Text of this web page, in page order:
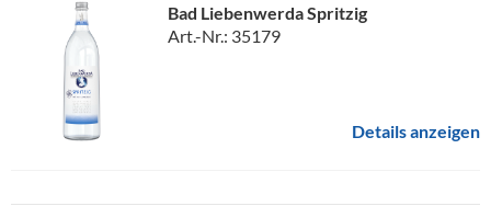
Bad Liebenwerda Spritzig
Art.-Nr.: 35179
Details anzeigen